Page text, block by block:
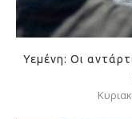
Υεμένη: Οι